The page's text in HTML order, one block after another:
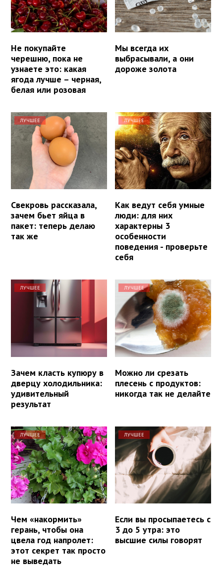
Не покупайте
черешню, пока не
узнаете это: какая
ягода лучше – черная,
белая или розовая
Мы всегда их
выбрасывали, а они
дороже золота
ЛУЧШЕЕ
Свекровь рассказала,
зачем бьет яйца в
пакет: теперь делаю
так же
ЛУЧШЕЕ
Как ведут себя умные
люди: для них
характерны 3
особенности
поведения - проверьте
себя
ЛУЧШЕЕ
Зачем класть купюру в
дверцу холодильника:
удивительный
результат
ЛУЧШЕЕ
Можно ли срезать
плесень с продуктов:
никогда так не делайте
ЛУЧШЕЕ
Чем «накормить»
герань, чтобы она
цвела год напролет:
этот секрет так просто
не выведать
ЛУЧШЕЕ
Если вы просыпаетесь с
3 до 5 утра: это
высшие силы говорят